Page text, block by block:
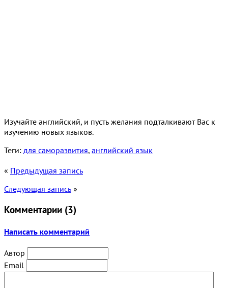
Изучайте английский, и пусть желания подталкивают Вас к
изучению новых языков.
Теги: для саморазвития, английский язык
« Предыдущая запись
Следующая запись »
Комментарии (3)
Написать комментарий
Автор
Email